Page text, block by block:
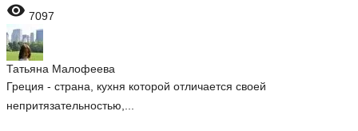
 7097
Татьяна Малофеева
Греция - страна, кухня которой отличается своей
непритязательностью,...